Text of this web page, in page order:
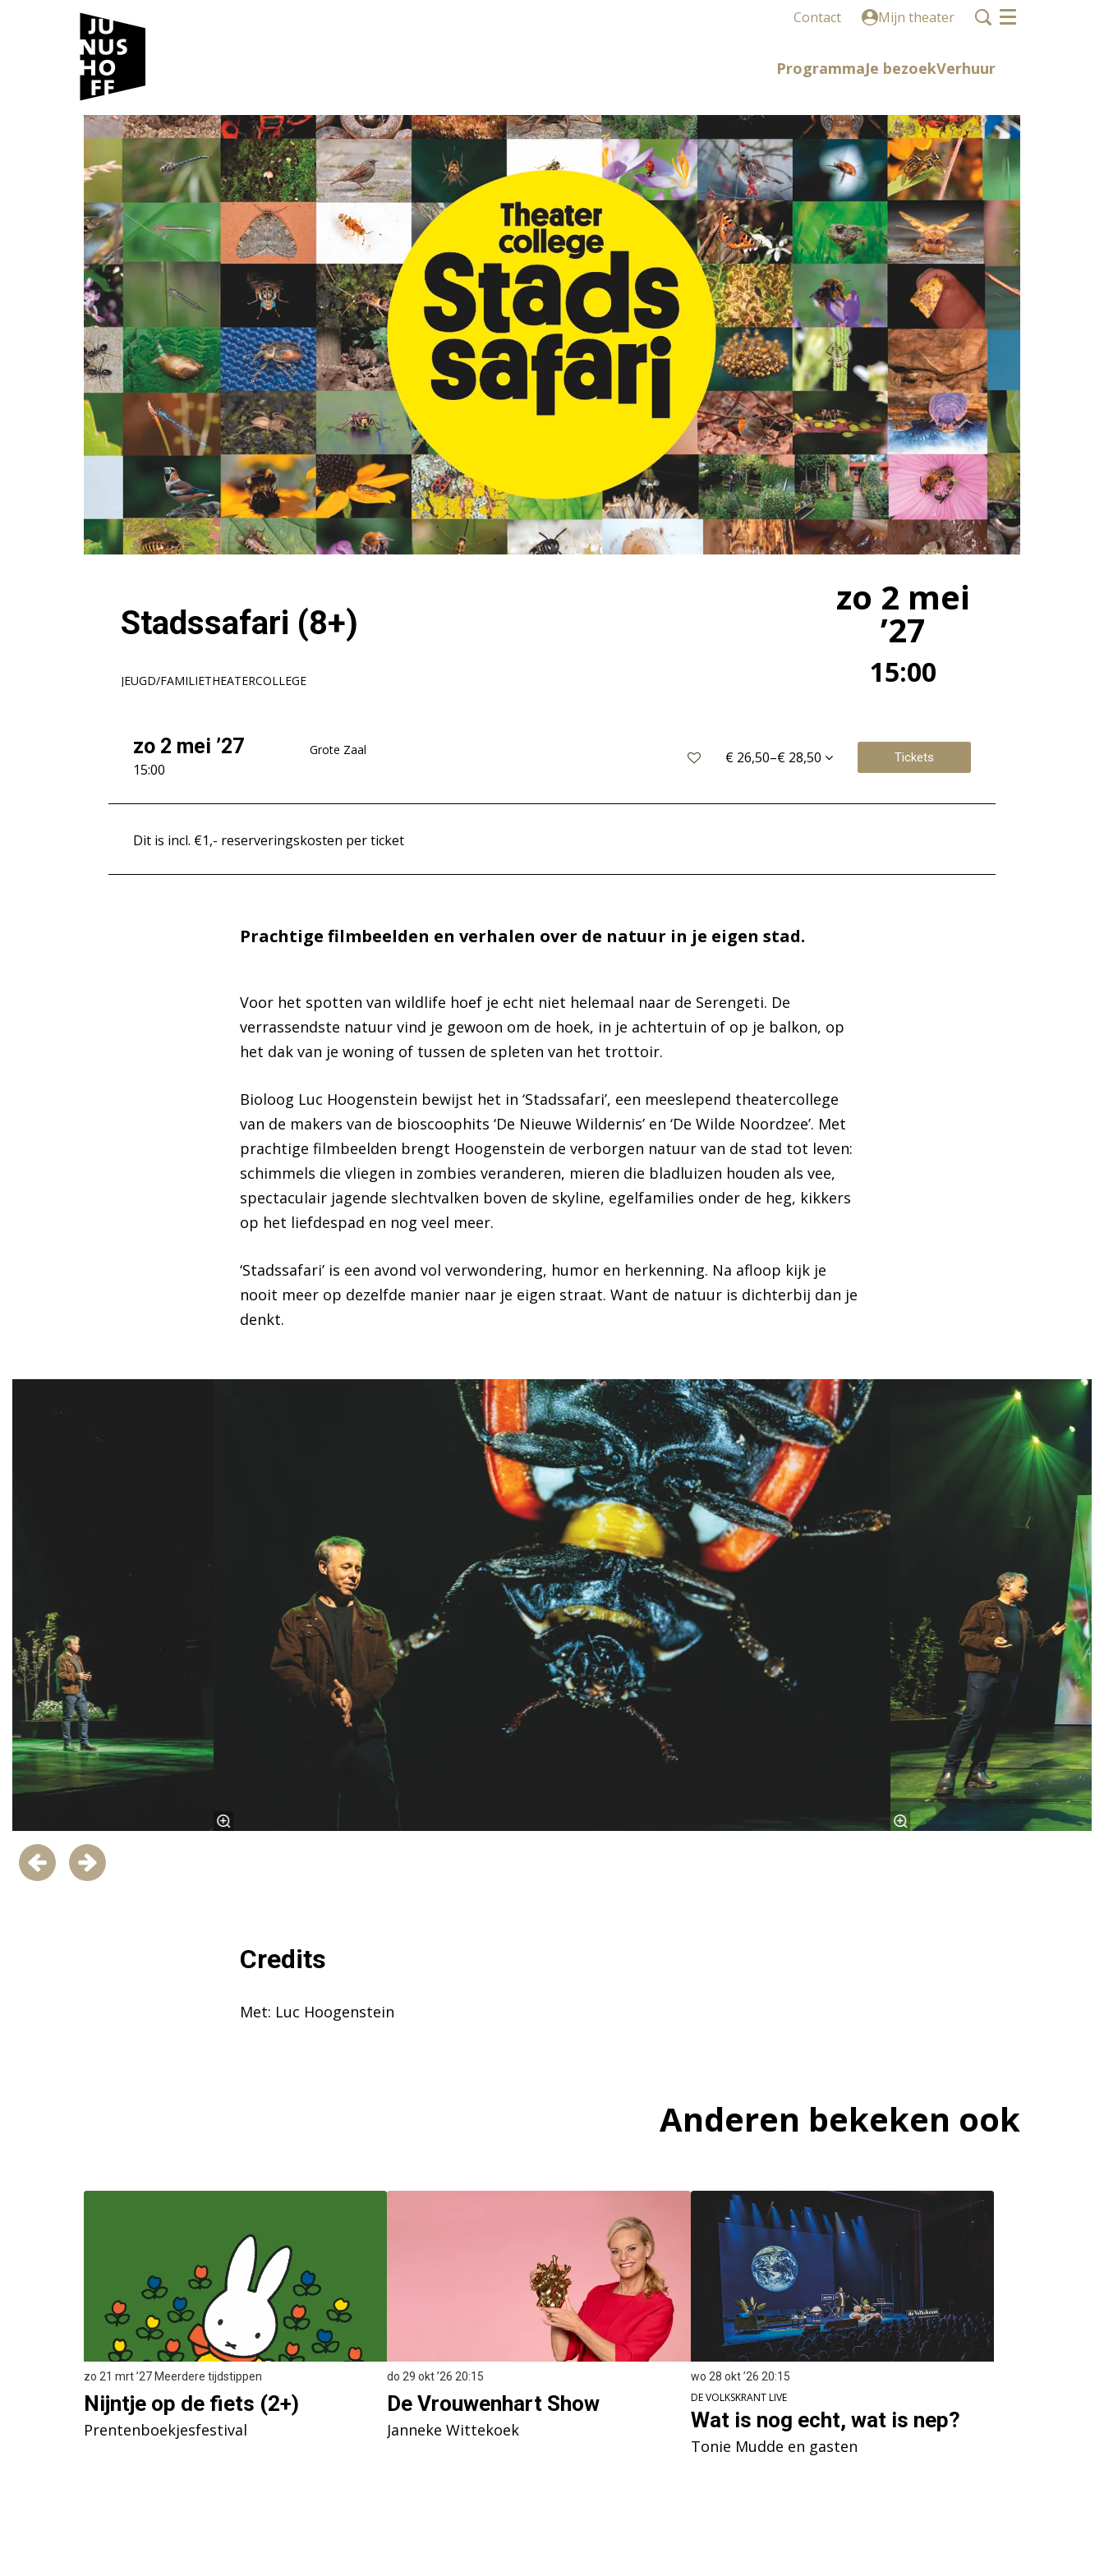
Contact Mijn theater
ProgrammaJe bezoekVerhuur
Menu
Stadssafari (8+)
JEUGD/FAMILIETHEATERCOLLEGE
zo 2 mei
’27
15:00
zo 2 mei ’27
15:00
Grote Zaal € 26,50–€ 28,50 Tickets
Dit is incl. €1,- reserveringskosten per ticket
Prachtige filmbeelden en verhalen over de natuur in je eigen stad.
Voor het spotten van wildlife hoef je echt niet helemaal naar de Serengeti. De
verrassendste natuur vind je gewoon om de hoek, in je achtertuin of op je balkon, op
het dak van je woning of tussen de spleten van het trottoir.
Bioloog Luc Hoogenstein bewijst het in ‘Stadssafari’, een meeslepend theatercollege
van de makers van de bioscoophits ‘De Nieuwe Wildernis’ en ‘De Wilde Noordzee’. Met
prachtige filmbeelden brengt Hoogenstein de verborgen natuur van de stad tot leven:
schimmels die vliegen in zombies veranderen, mieren die bladluizen houden als vee,
spectaculair jagende slechtvalken boven de skyline, egelfamilies onder de heg, kikkers
op het liefdespad en nog veel meer.
‘Stadssafari’ is een avond vol verwondering, humor en herkenning. Na afloop kijk je
nooit meer op dezelfde manier naar je eigen straat. Want de natuur is dichterbij dan je
denkt.
Inzoomen
Credits
Met: Luc Hoogenstein
Anderen bekeken ook
Nijntje op de fiets (2+)
Prentenboekjesfestival
zo 21 mrt ’27 Meerdere tijdstippen
De Vrouwenhart Show
Janneke Wittekoek
do 29 okt ’2620:15
Wat is nog echt, wat is nep?
Tonie Mudde en gasten
DE VOLKSKRANT LIVE
wo 28 okt ’26 20:15